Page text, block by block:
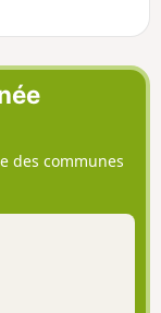
des communes